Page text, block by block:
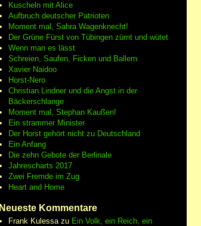
Kuscheln mit Alice
Aufbruch deutscher Patrioten
Moment mal, Sahra Wagenknecht!
Der Grüne Fürst von Tübingen zürnt und wütet
Wenn man es lässt
Schreien, Saufen, Ficken und Ballern
Xavier Naidoo
Horst-Nero
Christian Lindner und die Angst in der
Bäckerschlange
Moment mal, Stephan Kaußen!
Ein strammer Minister
Der Horst gehört nicht zu Deutschland
Ein Anfang
Die zehn Gebote der Berlinale
Jahrescharts 2017
Zwei Fremde im Zug
Heart and Home
Neueste Kommentare
Frank Kulessazu Ein Volk, ein Reich, ein